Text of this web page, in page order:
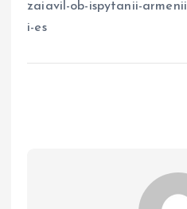
zaiavil-ob-ispytanii-
i-es